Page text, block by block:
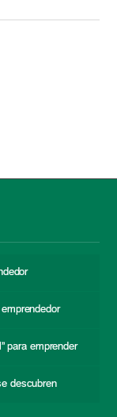
para emprender
descubren